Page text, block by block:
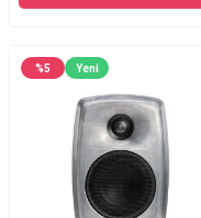
%5 Yeni